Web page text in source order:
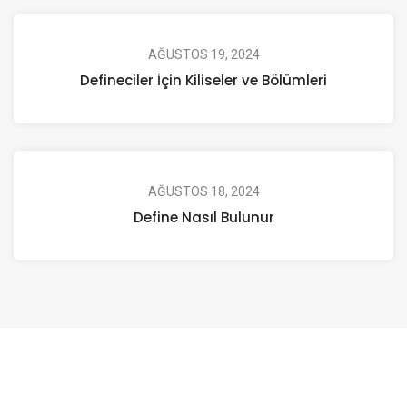
AĞUSTOS 19, 2024
Defineciler İçin Kiliseler ve Bölümleri
AĞUSTOS 18, 2024
Define Nasıl Bulunur